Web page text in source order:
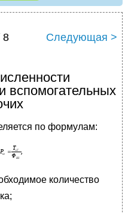
8 Следующая >
вспомогательных
по формулам:
количество